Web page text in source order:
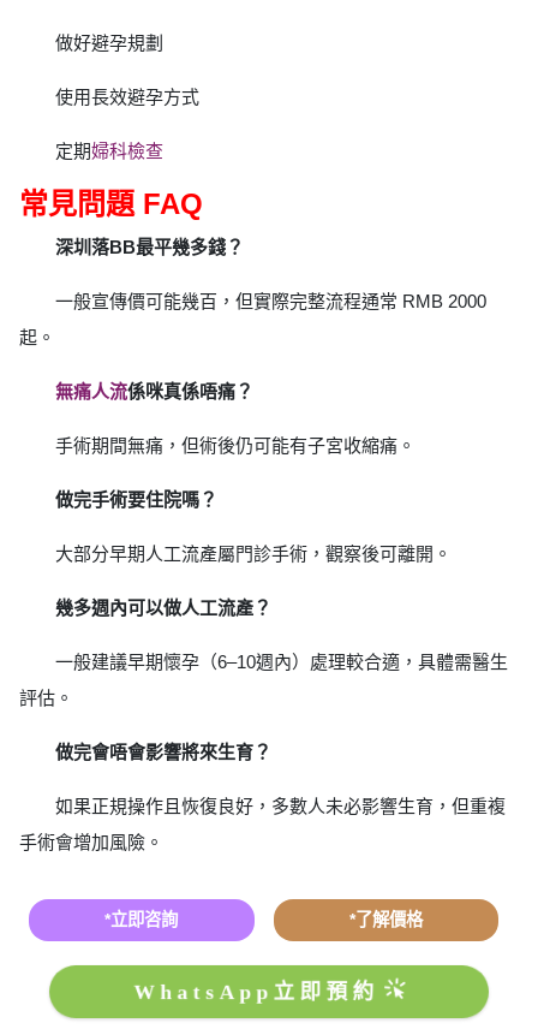
做好避孕規劃
使用長效避孕方式
定期婦科檢查
常見問題 FAQ
深圳落BB最平幾多錢？
一般宣傳價可能幾百，但實際完整流程通常 RMB 2000
起。
無痛人流係咪真係唔痛？
手術期間無痛，但術後仍可能有子宮收縮痛。
做完手術要住院嗎？
大部分早期人工流產屬門診手術，觀察後可離開。
幾多週內可以做人工流產？
一般建議早期懷孕（6–10週內）處理較合適，具體需醫生
評估。
做完會唔會影響將來生育？
如果正規操作且恢復良好，多數人未必影響生育，但重複
手術會增加風險。
*立即咨詢 *了解價格
WhatsApp立即預約